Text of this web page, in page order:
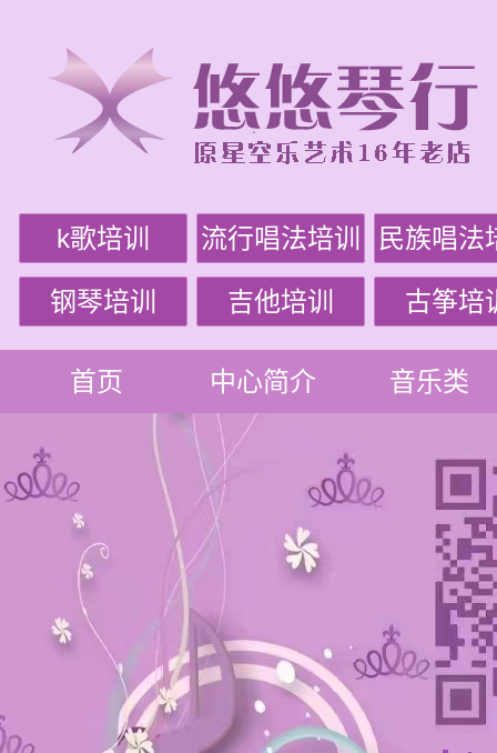
k歌培训 流行唱法培训 民族唱法
钢琴培训 吉他培训 古筝培
首页 中心简介 音乐类